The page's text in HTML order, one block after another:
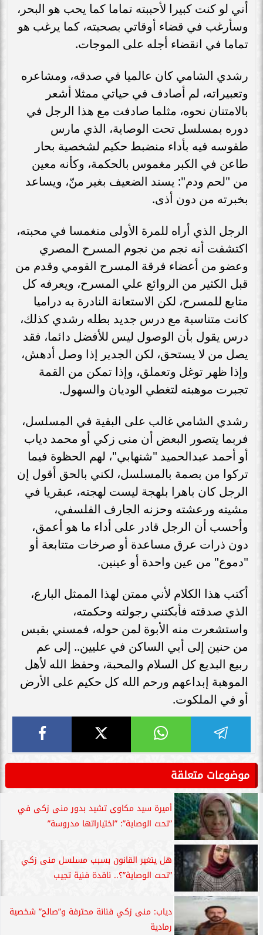
أني لو كنت كبيرا لأحببته تماما كما يحب هو البحر،
وسأرغب في قضاء أوقاتي بصحبته، كما يرغب هو
تماما في انقضاء أجله على الموجات.
رشدي الشامي كان عالميا في صدقه، ومشاعره
وتعبيراته، لم أصادف في حياتي ممثلا أشعر
بالامتنان نحوه، مثلما صادفت مع هذا الرجل في
دوره بمسلسل تحت الوصاية، الذي مارس
طقوسه فيه بأداء منضبط حكيم لشخصية بحار
طاعن في الكبر مغموس بالحكمة، وكأنه معين
من "لحم ودم": يسند الضعيف بغير منّ، ويساعد
بخبرته من دون أذى.
الرجل الذي أراه للمرة الأولى منغمسا في محبته،
اكتشفت أنه نجم من نجوم المسرح المصري
وعضو من أعضاء فرقة المسرح القومي وقدم من
قبل الكثير من الروائع علي المسرح، ويعرفه كل
متابع للمسرح، لكن الاستعانة النادرة به دراميا
كانت متناسبة مع درس جديد بطله رشدي كذلك،
درس يقول بأن الوصول ليس للأفضل دائما، فقد
يصل من لا يستحق، لكن الجدير إذا وصل أدهش،
وإذا ظهر توغل وتعملق، وإذا تمكن من القمة
تجبرت موهبته لتغطي الوديان والسهول.
رشدي الشامي غالب على البقية في المسلسل،
فربما يتصور البعض أن منى زكي أو محمد دياب
أو أحمد عبدالحميد "شنهابي"، لهم الحظوة فيما
تركوا من بصمة بالمسلسل، لكني بالحق أقول إن
الرجل كان باهرا بلهجة ليست لهجته، عبقريا في
مشيته ورعشته وحزنه الجارف الفلسفي،
وأحسب أن الرجل قادر على أداء ما هو أعمق،
دون ذرات عرق مساعدة أو صرخات متتابعة أو
"دموع" من عين واحدة أو عينين.
أكتب هذا الكلام لأني ممتن لهذا الممثل البارع،
الذي صدقته فأبكتني رجولته وحكمته،
واستشعرت منه الأبوة لمن حوله، فمسني بقبس
من حنين إلى أبي الساكن في عليين.. إلى عم
ربيع البديع كل السلام والمحبة، وحفظ الله لأهل
الموهبة إبداعهم ورحم الله كل حكيم على الأرض
أو في الملكوت.
موضوعات متعلقة
أميرة سيد مكاوى تشيد بدور منى زكى في
”تحت الوصاية”: ”اختياراتها مدروسة”
هل يتغير القانون بسبب مسلسل منى زكي
”تحت الوصاية”؟.. ناقدة فنية تجيب
دياب: منى زكي فنانة محترفة و”صالح” شخصية
رمادية